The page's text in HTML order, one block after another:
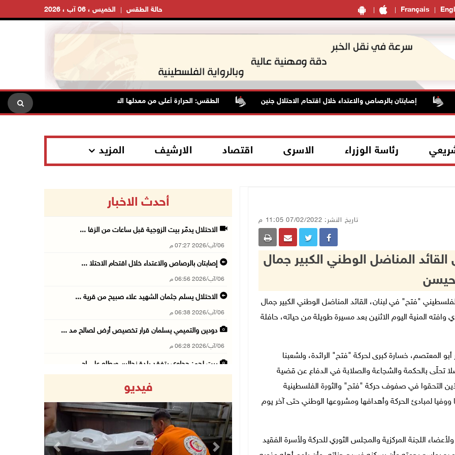
Français الخميس ، 06 آب ، 2026 حالة الطقس
إصابتان بالرصاص والاعتداء خلال اقتحام الاحتلال جنين الطقس: الحرارة أعلى من معدلها السنوي العام الاحتلال يقتحم
رئاسة الوزراء الاسرى اقتصاد الارشيف المزيد
تاريخ النشر: 07/02/2022 11:05 م
المناضل الوطني الكبير جمال
الفلسطيني "فتح" في لبنان، القائد المناضل الوطني الكبير جمال
المنية اليوم الاثنين بعد مسيرة طويلة من حياته، حافلة
أبو المعتصم، خسارة كبرى لحركة "فتح" الرائدة، ولشعبنا
تحلّى بالحكمة والشجاعة والصلابة في الدفاع عن قضية
التحقوا في صفوف حركة "فتح" والثورة الفلسطينية
شبابه عام 1967، وبقي مخلصا ووفيا لمبادئ الحركة وأهدافها ومشروعها الوطني حتى آخر يوم
اللجنة المركزية والمجلس الثوري للحركة ولأسرة الفقيد
أحدث الاخبار
الاحتلال يدمّر بيت الزوجية قبل ساعات من الزفا ...
06/آب/2026 07:27 م
إصابتان بالرصاص والاعتداء خلال اقتحام الاحتلا ...
06/آب/2026 06:56 م
الاحتلال يسلم جثمان الشهيد علاء صبيح من قرية ...
06/آب/2026 06:38 م
دودين والتميمي يسلمان قرار تخصيص أرض لصالح مد ...
06/آب/2026 06:28 م
بيت لحم: حجاوي يتفقد بلدة نحالين ويطلع على اح ...
06/آب/2026 05:29 م
الاحتلال يقتحم مدينة طوباس وبلدة عقابا
06/آب/2026 05:23 م
فيديو
Previous Next